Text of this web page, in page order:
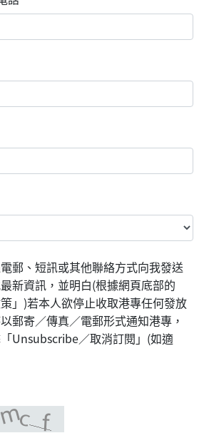
郵、短訊或其他聯絡方式向我發送
新資訊，並明白(根據網頁底部的
策」)若本人欲停止收取港專任何發放
郵寄／傳真／電郵形式通知港專，
Unsubscribe／取消訂閱」(如適